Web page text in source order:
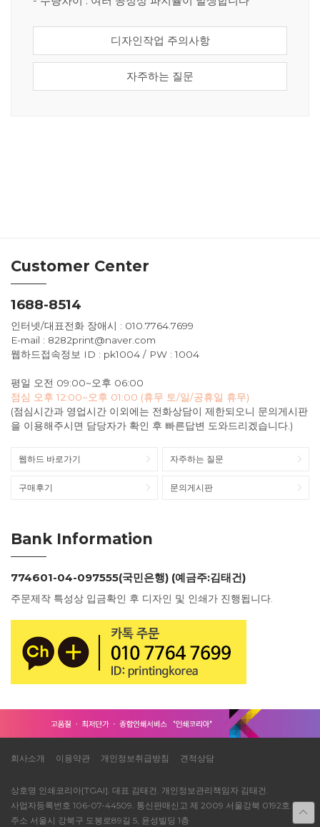
디자인작업 주의사항
자주하는 질문
Customer Center
1688-8514
인터넷/대표전화 장애시 : 010.7764.7699
E-mail : 8282print@naver.com
웹하드접속정보 ID : pk1004 / PW : 1004
평일 오전 09:00~오후 06:00
점심 오후 12:00~오후 01:00 (휴무 토/일/공휴일 휴무)
(점심시간과 영업시간 이외에는 전화상담이 제한되오니 문의게시판
을 이용해주시면 담당자가 확인 후 빠른답변 도와드리겠습니다.)
웹하드 바로가기 자주하는 질문
구매후기 문의게시판
Bank Information
774601-04-097555(국민은행) (예금주:김태건)
주문제작 특성상 입금확인 후 디자인 및 인쇄가 진행됩니다.
회사소개 이용약관 개인정보취급방침 견적상담
상호명 인쇄코리아[TGAI]. 대표 김태건. 개인정보관리책임자 김태건.
사업자등록번호 106-07-44509. 통신판매신고 제 2009 서울강북 0192호.
주소 서울시 강북구 도봉로89길 5, 윤성빌딩 1층